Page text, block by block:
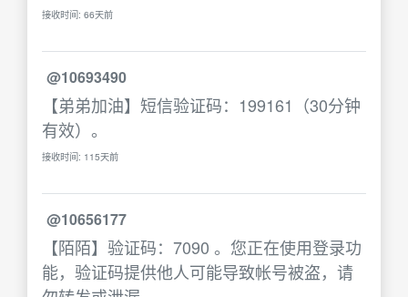
接收时间: 66天前
@10693490
【弟弟加油】短信验证码：199161（30分钟
有效）。
接收时间: 115天前
@10656177
【陌陌】验证码：7090 。您正在使用登录功
能，验证码提供他人可能导致帐号被盗，请